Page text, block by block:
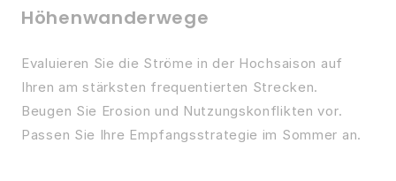
Höhenwanderwege
Evaluieren Sie die Ströme in der Hochsaison auf
Ihren am stärksten frequentierten Strecken.
Beugen Sie Erosion und Nutzungskonflikten vor.
Passen Sie Ihre Empfangsstrategie im Sommer an.